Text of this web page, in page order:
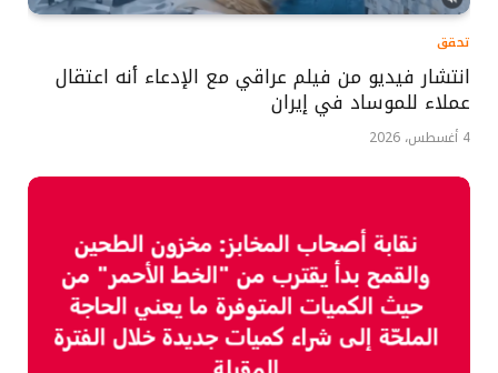
تحقق
انتشار فيديو من فيلم عراقي مع الإدعاء أنه اعتقال
عملاء للموساد في إيران
4 أغسطس، 2026